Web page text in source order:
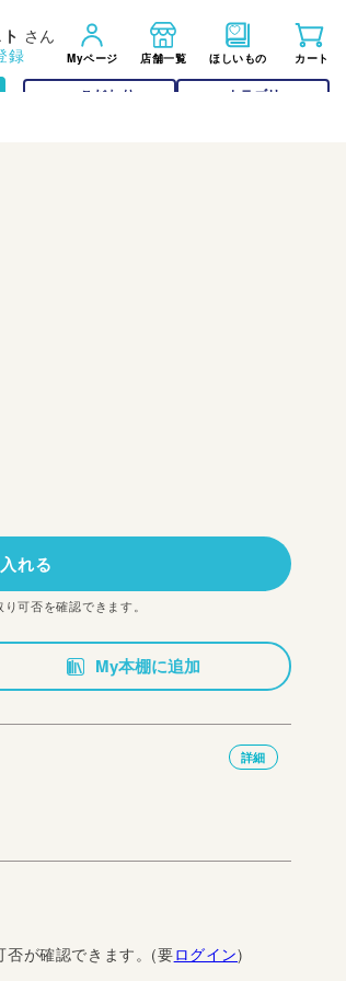
こだわり カテゴリー
さん
録 Myページ 店舗一覧 ほしいもの カート
れる
可否を確認できます。
My本棚に追加
詳細
否が確認できます。(要ログイン)